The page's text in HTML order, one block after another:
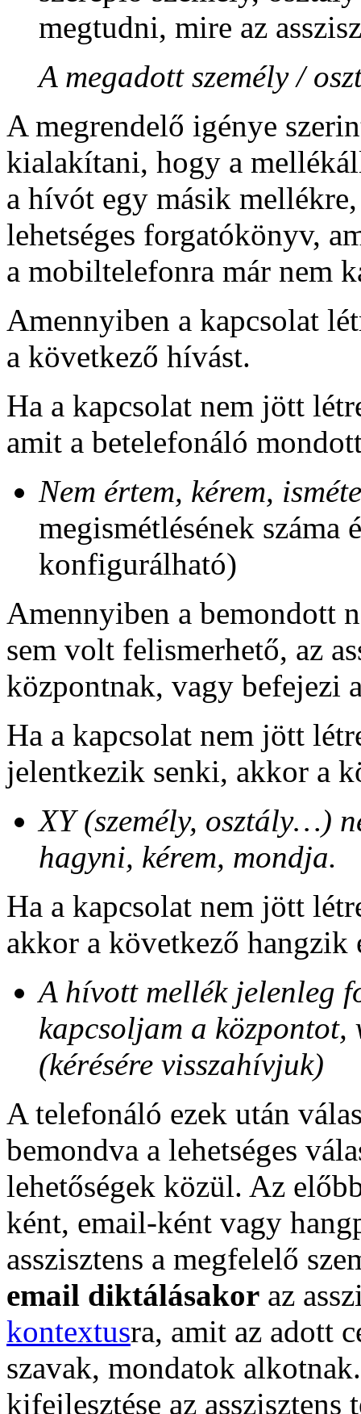
megtudni, mire az
A megadott személy /
A megrendelő igénye
kialakítani, hogy a
a hívót egy másik
lehetséges forgatókönyv,
a mobiltelefonra már nem
Amennyiben a kapcsolat
a következő hívást.
Ha a kapcsolat nem jött
amit a betelefonáló
Nem értem, kérem,
megismétlésének
konfigurálható)
Amennyiben a bemondott
sem volt felismerhető, az
központnak, vagy befejezi
Ha a kapcsolat nem jött
jelentkezik senki, akkor a
XY (személy, osztály…)
hagyni, kérem, mondja.
Ha a kapcsolat nem jött
akkor a következő hangzik
A hívott mellék jelenleg
kapcsoljam a központot,
(kérésére visszahívjuk)
A telefonáló ezek után
bemondva a lehetséges
lehetőségek közül. Az
ként, email-ként vagy
asszisztens a megfelelő
email diktálásakor az
kontextusra, amit az adott
szavak, mondatok
kifejlesztése az asszisztens